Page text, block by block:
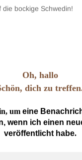
die bockige Schwedin!
Oh, hallo
dich zu
umeine
wenn ich einen
veröffentlicht habe.